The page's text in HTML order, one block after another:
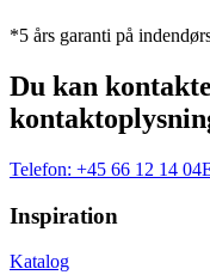
*5 års garanti på
Du kan
Telefon: +45 66 12 14 04
Inspiration
Katalog